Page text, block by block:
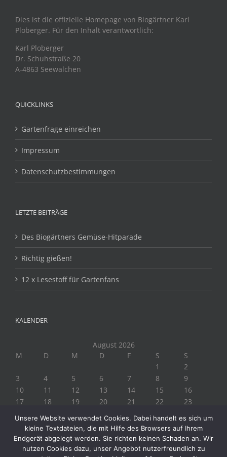
Dies ist die offizielle Homepage von Biogärtner Karl
Ploberger. Für den Inhalt verantwortlich:
Karl Ploberger
Dr. Schuhstraße 20
A-4863 Seewalchen
QUICKLINKS
Gartenfrage einreichen
Impressum
Datenschutzbestimmungen
LETZTE BEITRÄGE
Des Biogärtners Gemüse-Hitparade
Richtig gießen!
12 x Lesestoff für Gartenfans
KALENDER
August 2026
M
D M D F S
S
1
2
3
4 5 6 7 8
9
10
11 12 13 14 15
16
17
18 19 20 21 22
23
24
25 27 28
« Juli
Unsere Website verwendet Cookies. Dabei handelt es sich um
kleine Textdateien, die mit Hilfe des Browsers auf Ihrem
Endgerät abgelegt werden. Sie richten keinen Schaden an. Wir
nutzen Cookies dazu, unser Angebot nutzerfreundlich zu